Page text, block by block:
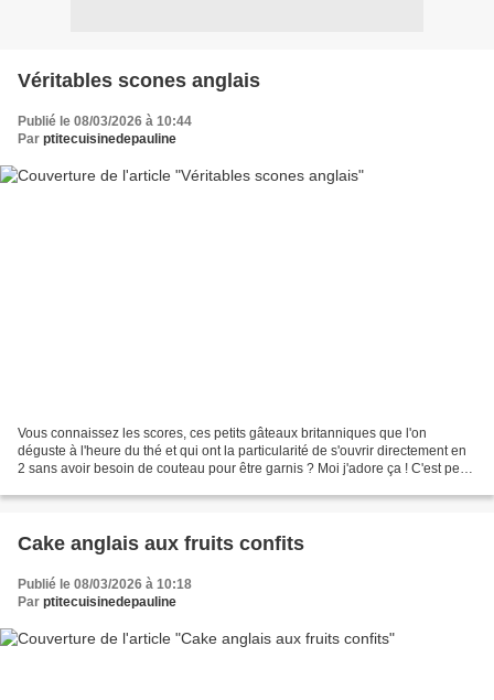
Véritables scones anglais
Publié le 08/03/2026 à 10:44
Par ptitecuisinedepauline
Vous connaissez les scores, ces petits gâteaux britanniques que l'on
déguste à l'heure du thé et qui ont la particularité de s'ouvrir directement en
2 sans avoir besoin de couteau pour être garnis ? Moi j'adore ça ! C'est peu
Cake anglais aux fruits confits
Publié le 08/03/2026 à 10:18
Par ptitecuisinedepauline